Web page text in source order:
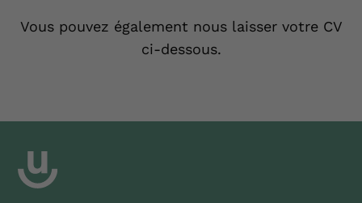
Vous pouvez également nous laisser votre CV
ci-dessous.